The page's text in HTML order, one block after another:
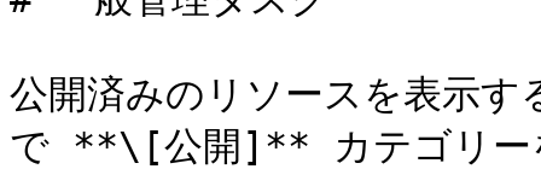
公開済みのリソースを表示
で **\[公開]** カテゴリー